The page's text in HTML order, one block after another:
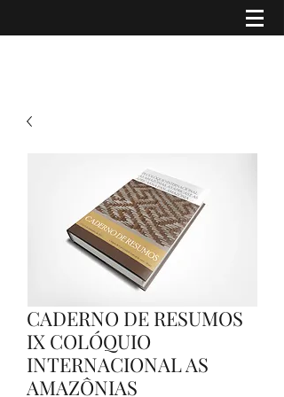
CADERNO DE RESUMOS
IX COLÓQUIO
INTERNACIONAL AS
AMAZÔNIAS